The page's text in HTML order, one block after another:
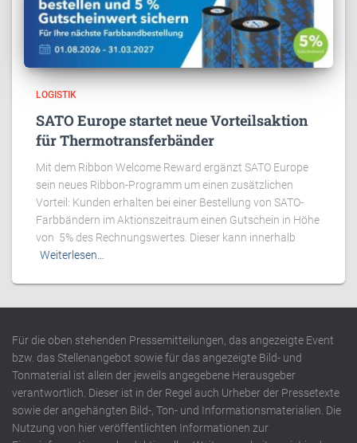
LOGISTIK
SATO Europe startet neue Vorteilsaktion
für Thermotransferbänder
Mit dem Ribbon Welcome Reward ergänzt SATO Europe
sein neues Ribbon-Programm um einen zusätzlichen
Vorteil: Kunden erhalten bei einer Bestellung von SATO-
Farbbändern im Aktionszeitraum einen Gutschein in Höhe
von 5% des Rechnungswertes. Dieser kann innerhalb
Weiterlesen…
Für die oben stehenden Pressemitteilungen, das angezeigte Event
bzw. das Stellenangebot sowie für das angezeigte Bild- und
Tonmaterial ist allein der jeweils angegebene Herausgeber
verantwortlich. Dieser ist in der Regel auch Urheber der Pressetexte
sowie der angehängten Bild-, Ton- und Informationsmaterialien. Die
Nutzung von hier veröffentlichten Informationen zur